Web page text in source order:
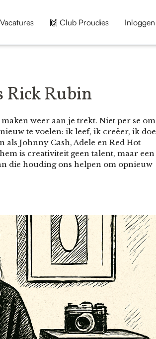
Vacatures 🙌 Club Proudies Inloggen
Rick Rubin
weer aan je trekt. Niet per se om
te voelen: ik leef, ik creëer, ik doe
Johnny Cash, Adele en Red Hot
is creativiteit geen talent, maar een
die houding ons helpen om opnieuw